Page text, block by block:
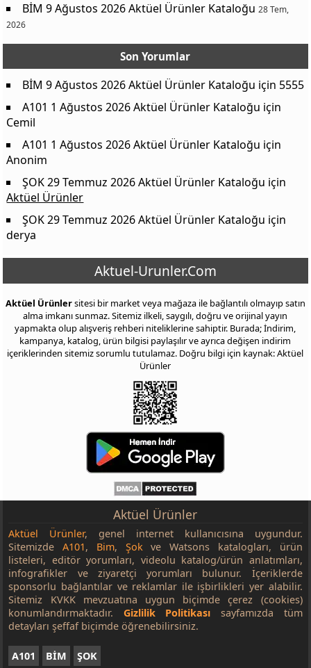
BİM 9 Ağustos 2026 Aktüel Ürünler Kataloğu 28 Tem,
2026
Son Yorumlar
BİM 9 Ağustos 2026 Aktüel Ürünler Kataloğu için 5555
A101 1 Ağustos 2026 Aktüel Ürünler Kataloğu için
Cemil
A101 1 Ağustos 2026 Aktüel Ürünler Kataloğu için
Anonim
ŞOK 29 Temmuz 2026 Aktüel Ürünler Kataloğu için
Aktüel Ürünler
ŞOK 29 Temmuz 2026 Aktüel Ürünler Kataloğu için
derya
Aktuel-Urunler.Com
Aktüel Ürünlersitesi bir market veya mağaza ile bağlantılı olmayıp satın
alma imkanı sunmaz. Sitemiz ilkeli, saygılı, doğru ve orijinal yayın
yapmakta olup alışveriş rehberi niteliklerine sahiptir. Burada; İndirim,
kampanya, katalog, ürün bilgisi paylaşılır ve ayrıca değişen indirim
içeriklerinden sitemiz sorumlu tutulamaz. Doğru bilgi için kaynak: Aktüel
Ürünler
Aktüel Ürünler
Aktüel Ürünler, genel internet kullanıcısına uygundur.
SitemizdeA101, Bim, Şokve Watsons katalogları, ürün
listeleri, editör yorumları, videolu katalog/ürün anlatımları,
infografikler ve ziyaretçi yorumları bulunur. İçeriklerde
sponsorlu bağlantılar ve reklamlar ile işbirlikleri yer alabilir.
Sitemiz KVKK mevzuatına uygun biçimde çerez (cookies)
konumlandırmaktadır. Gizlilik Politikası sayfamızda tüm
detayları şeffaf biçimde öğrenebilirsiniz.
A101 BİM ŞOK